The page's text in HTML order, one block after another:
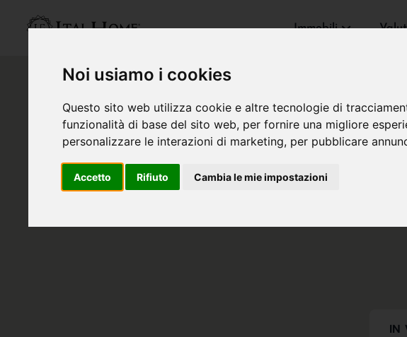
Noi usiamo i cookies
Questo sito web utilizza cookie e altre tecnologie di
funzionalità di base del sito web, per fornire una migliore
personalizzare le interazioni di marketing, per pubblicare
Accetto Rifiuto Cambia le mie impostazioni
Immobili
IN